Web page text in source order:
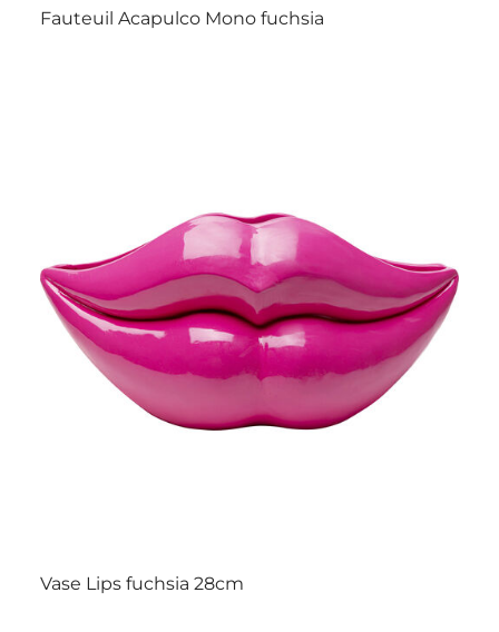
Fauteuil Acapulco Mono fuchsia
Vase Lips fuchsia 28cm